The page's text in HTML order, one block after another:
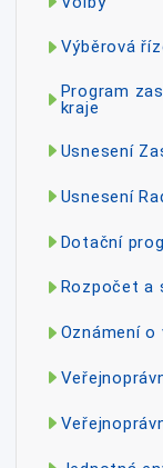
Výběrová
Program
kraje
Usnesení
Usnesení
Dotační
Rozpočet a
Oznámení o